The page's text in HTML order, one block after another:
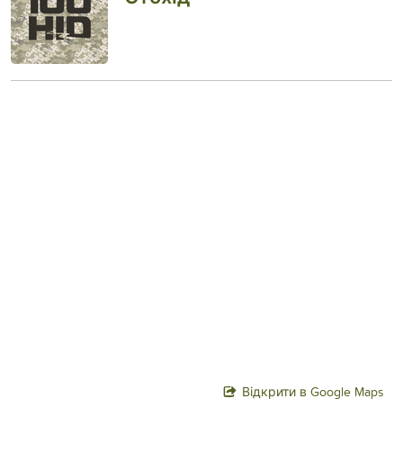
Відкрити в Google Maps